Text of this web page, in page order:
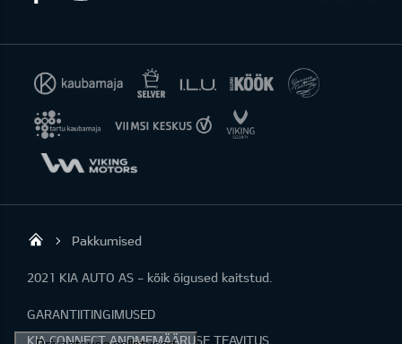
KIA AUTO AS
Pakkumised
2021 KIA AUTO AS - kõik õigused kaitstud.
GARANTIITINGIMUSED
KIA CONNECT ANDMEMÄÄRUSE TEAVITUS